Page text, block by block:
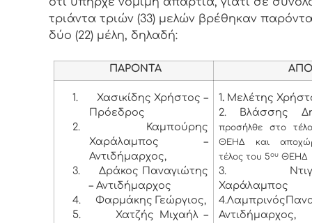
τριάντα τριών (33) μελών βρέθηκαν παρόντα
δύο (22) μέλη, δηλαδή:
ΠΑΡΟΝΤΑ
1.
Χασικίδης Χρήστος –
Πρόεδρος
2.
Καμπούρης
Χαράλαμπος –
Αντιδήμαρχος,
3.
Δράκος Παναγιώτης
– Αντιδήμαρχος
4.
Φαρμάκης Γεώργιος,
5.
Χατζής Μιχαήλ –
1. Μελέτης
2. Βλάσσης
προσήλθε στο
ΘΕΗΔ και
τέλος του 5ου ΘΕΗΔ
3.
Χαράλαμπος